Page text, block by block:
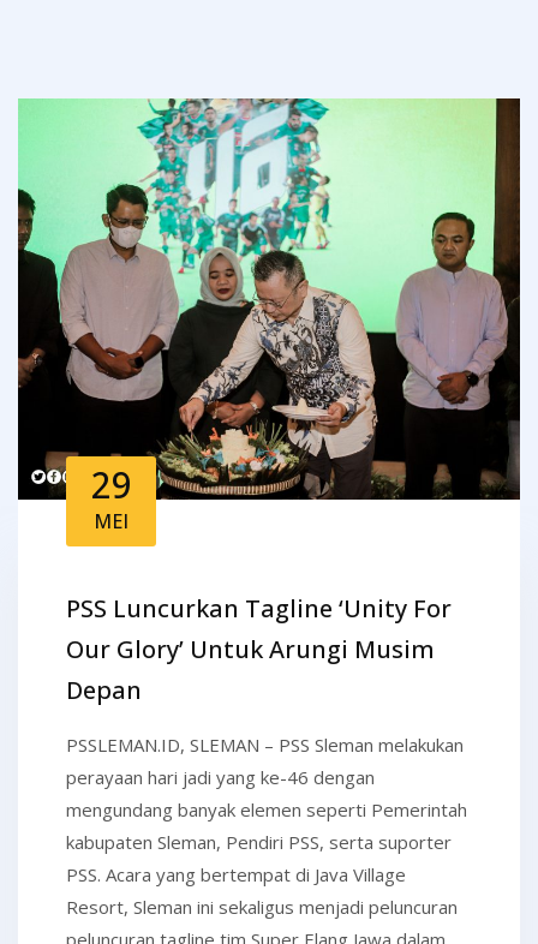
29
MEI
PSS Luncurkan Tagline ‘Unity For
Our Glory’ Untuk Arungi Musim
Depan
PSSLEMAN.ID, SLEMAN – PSS Sleman melakukan
perayaan hari jadi yang ke-46 dengan
mengundang banyak elemen seperti Pemerintah
kabupaten Sleman, Pendiri PSS, serta suporter
PSS. Acara yang bertempat di Java Village
Resort, Sleman ini sekaligus menjadi peluncuran